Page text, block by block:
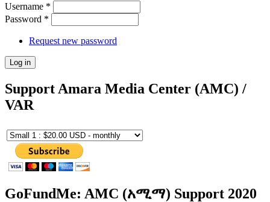
Username *
Password *
Request new password
Support Amara Media Center (AMC) /
VAR
GoFundMe: AMC (አሚማ) Support 2020